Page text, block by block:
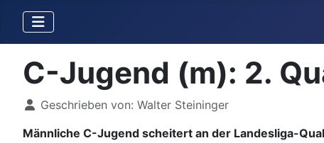
C-Jugend (m): 2.
DetailsGeschrieben von: Walter Steininger
Männliche C-Jugend scheitert an der Landesliga-